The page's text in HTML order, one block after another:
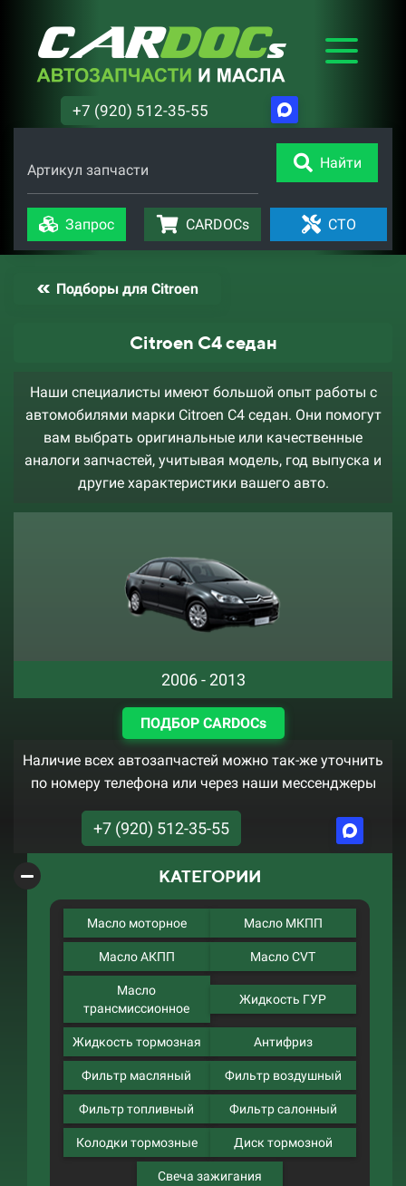
+7 (920) 512-35-55
Артикул запчасти Найти
Запрос CARDOCs СТО
Подборы для Citroen
Citroen C4 седан
Наши специалисты имеют большой опыт работы с
автомобилями марки Citroen C4 седан. Они помогут
вам выбрать оригинальные или качественные
аналоги запчастей, учитывая модель, год выпуска и
другие характеристики вашего авто.
2006 - 2013
ПОДБОР CARDOCs
Наличие всех автозапчастей можно так-же уточнить
по номеру телефона или через наши мессенджеры
+7 (920) 512-35-55
КАТЕГОРИИ
Масло моторное Масло МКПП
Масло АКПП Масло CVT
Масло
трансмиссионное
Жидкость ГУР
Жидкость тормозная Антифриз
Фильтр масляный Фильтр воздушный
Фильтр топливный Фильтр салонный
Колодки тормозные Диск тормозной
Свеча зажигания